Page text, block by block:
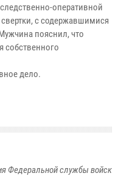
оперативной
с содержавшимися
пояснил, что
собственного
дело.
Федеральной службы войск